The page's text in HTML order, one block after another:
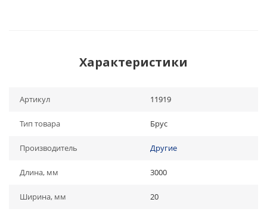
Характеристики
Артикул 11919
Тип товара Брус
Производитель Другие
Длина, мм 3000
Ширина, мм 20